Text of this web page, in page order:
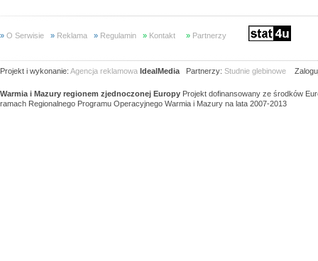
» O Serwisie » Reklama » Regulamin » Kontakt » Partnerzy
Projekt i wykonanie: Agencja reklamowa IdealMedia Partnerzy: Studnie glebinowe
Warmia i Mazury regionem zjednoczonej Europy Projekt dofinansowany ze środków
ramach Regionalnego Programu Operacyjnego Warmia i Mazury na lata 2007-2013